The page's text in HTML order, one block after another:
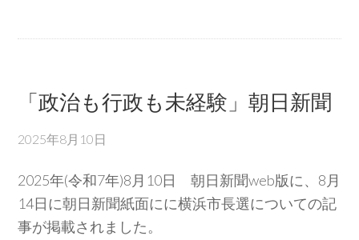
「政治も行政も未経験」朝日新聞
2025年8月10日
2025年(令和7年)8月10日 朝日新聞web版に、8月
14日に朝日新聞紙面にに横浜市長選についての記
事が掲載されました。